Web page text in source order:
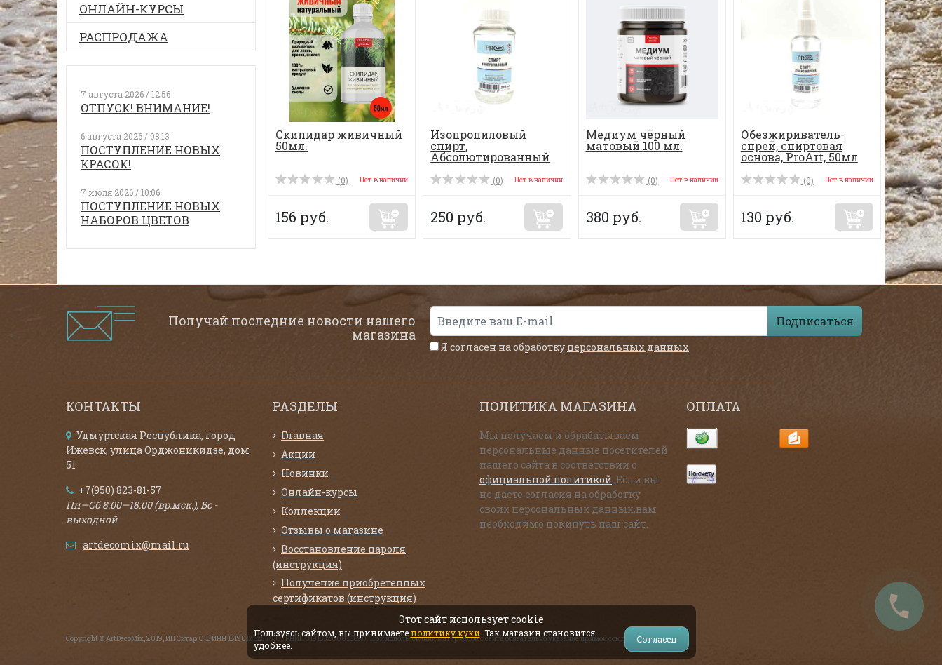
ОНЛАЙН-КУРСЫ
РАСПРОДАЖА
7 августа 2026 / 12:56
ОТПУСК! ВНИМАНИЕ!
6 августа 2026 / 08:13
ПОСТУПЛЕНИЕ НОВЫХ
КРАСОК!
7 июля 2026 / 10:06
ПОСТУПЛЕНИЕ НОВЫХ
НАБОРОВ ЦВЕТОВ
Скипидар живичный
50мл.
(0) Нет в наличии
156 руб.
Изопропиловый
спирт,
Абсолютированный
ГОСТ 9805-84
(0) Нет в наличии
250 руб.
Медиум чёрный
матовый 100 мл.
(0) Нет в наличии
380 руб.
Обезжириватель-
спрей, спиртовая
основа, ProArt, 50мл
(0) Нет в наличии
130 руб.
Получай последние новости нашего
магазина
Подписаться
Я согласен на обработку персональных данных
КОНТАКТЫ
Удмуртская Республика, город
Ижевск, улица Орджоникидзе, дом
51
+7(950) 823-81-57
Пн—Сб 8:00—18:00 (вр.мск.), Вс -
выходной
artdecomix@mail.ru
РАЗДЕЛЫ
Главная
Акции
Новинки
Онлайн-курсы
Коллекции
Отзывы о магазине
Восстановление пароля
(инструкция)
Получение приобретенных
сертификатов (инструкция)
ПОЛИТИКА МАГАЗИНА
Мы получаем и обрабатываем
персональные данные посетителей
нашего сайта в соответствии с
официальной политикой. Если вы
не даете согласия на обработку
своих персональных данных,вам
необходимо покинуть наш сайт.
ОПЛАТА
Copyright © ArtDecoMix, 2019, ИП Ситар О.В ИНН 181901262575, ОГРНИП 319183200016690. При использовании материалов с сайта обязательно указание прямой ссылки на источник.
Этот сайт использует cookie
Пользуясь сайтом, вы принимаетеполитику куки . Так магазин становится
удобнее.
Согласен